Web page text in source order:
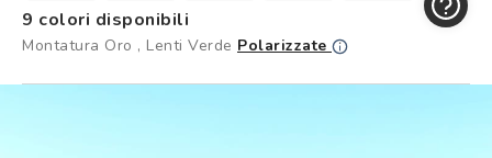
9 colori disponibili
Montatura Oro , Lenti Verde Polarizzate